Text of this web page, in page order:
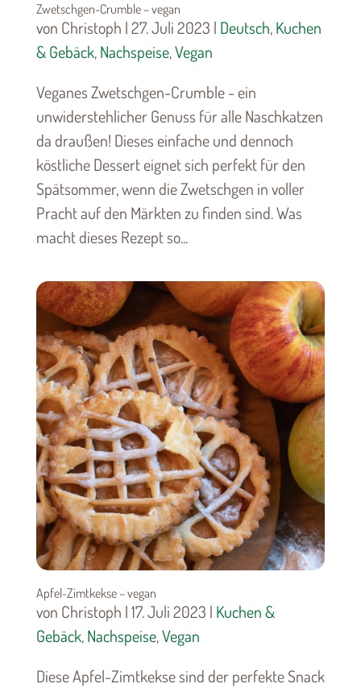
Zwetschgen-Crumble – vegan
von Christoph | 27. Juli 2023 | Deutsch,Kuchen
& Gebäck,Nachspeise,Vegan
Veganes Zwetschgen-Crumble - ein
unwiderstehlicher Genuss für alle Naschkatzen
da draußen! Dieses einfache und dennoch
köstliche Dessert eignet sich perfekt für den
Spätsommer, wenn die Zwetschgen in voller
Pracht auf den Märkten zu finden sind. Was
macht dieses Rezept so...
Apfel-Zimtkekse – vegan
von Christoph | 17. Juli 2023 | Kuchen &
Gebäck,Nachspeise,Vegan
Diese Apfel-Zimtkekse sind der perfekte Snack